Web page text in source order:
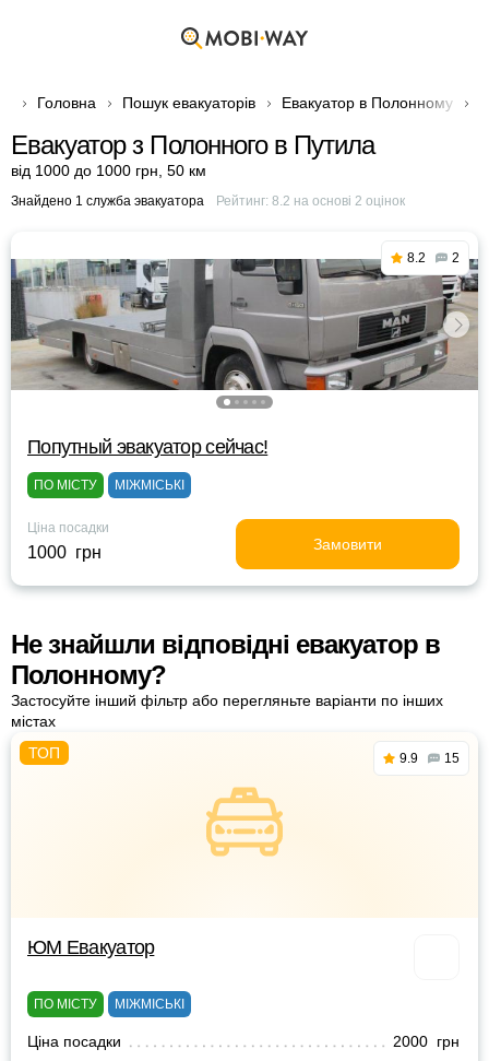
Головна Пошук евакуаторів Евакуатор в Полонному
Евакуатор з Полонного в Путила
від 1000 до 1000 грн 50 км
Знайдено 1 служба эвакуатора Рейтинг: 8.2 на основі 2 оцінок
8.2 2
Попутный эвакуатор сейчас!
ПО МІСТУ МІЖМІСЬКІ
Ціна посадки
1000 грн Замовити
Не знайшли відповідні евакуатор в
Полонному?
Застосуйте інший фільтр або перегляньте варіанти по інших
містах
9.9 15
ЮМ Евакуатор
ПО МІСТУ МІЖМІСЬКІ
Ціна посадки
2000 грн